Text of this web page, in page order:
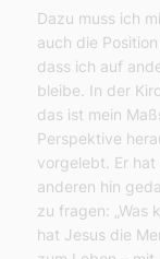
Dazu muss ich
auch die
dass ich auf
bleibe. In der
das ist mein
Perspektive
vorgelebt. Er
anderen hin
zu fragen: „Was
hat Jesus die